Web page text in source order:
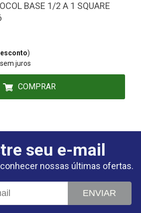
BASE 1/2 A 1 SQUARE
)
juros
COMPRAR
seu e-mail
nossas últimas ofertas.
ENVIAR